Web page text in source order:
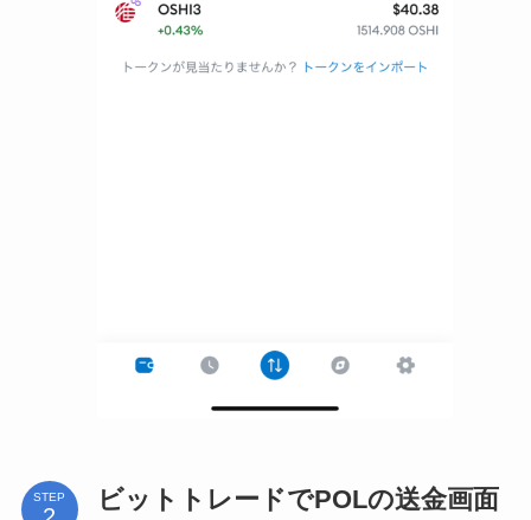
STEP ビットトレードでPOLの送金画面